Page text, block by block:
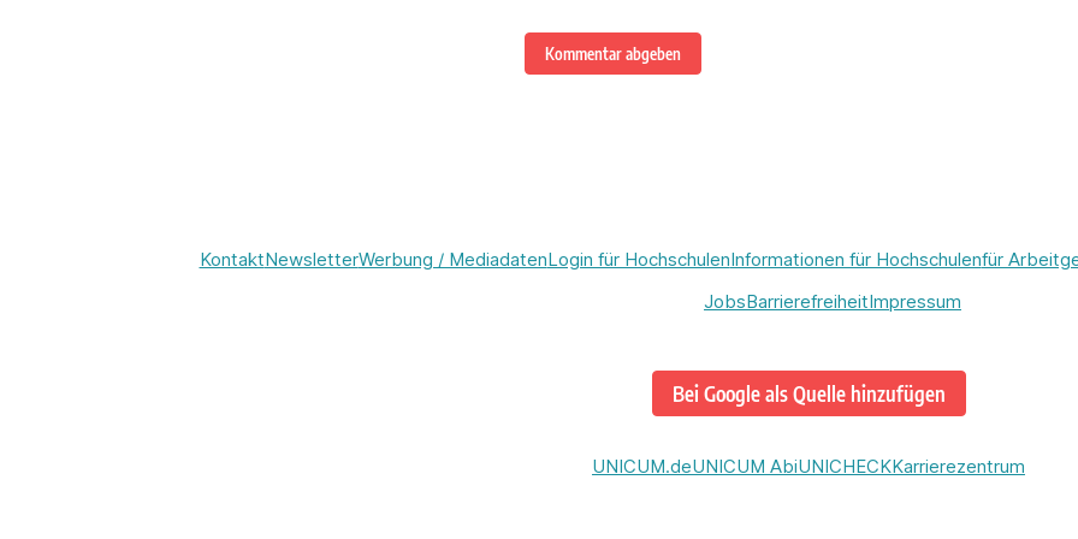
Kommentar abgeben
KontaktNewsletterWerbung / MediadatenLogin für HochschulenInformationen für Hochschulenfür
JobsBarrierefreiheitImpressum
Bei Google als Quelle hinzufügen
UNICUM.deUNICUM AbiUNICHECKKarrierezentrum